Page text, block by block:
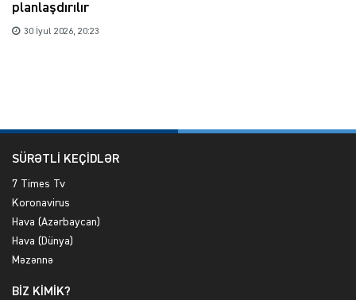
planlaşdırılır
30 İyul 2026, 20:23
SÜRƏTLİ KEÇİDLƏR
7 Times Tv
Koronavirus
Hava (Azərbaycan)
Hava (Dünya)
Məzənnə
BİZ KİMİK?